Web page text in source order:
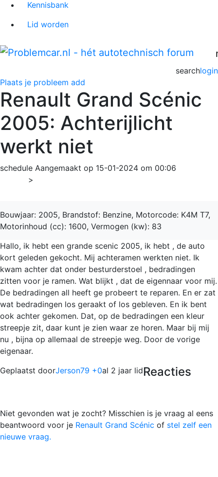
Kennisbank
Lid worden
login
search
Plaats je probleem add
Renault Grand Scénic
2005: Achterijlicht
werkt niet
schedule Aangemaakt op 15-01-2024 om 00:06
>
Bouwjaar: 2005, Brandstof: Benzine, Motorcode: K4M T7,
Motorinhoud (cc): 1600, Vermogen (kw): 83
Hallo, ik hebt een grande scenic 2005, ik hebt , de auto
kort geleden gekocht. Mij achteramen werkten niet. Ik
kwam achter dat onder besturderstoel , bedradingen
zitten voor je ramen. Wat blijkt , dat de eigennaar voor mij.
De bedradingen all heeft ge probeert te reparen. En er zat
wat bedradingen los geraakt of los gebleven. En ik bent
ook achter gekomen. Dat, op de bedradingen een kleur
streepje zit, daar kunt je zien waar ze horen. Maar bij mij
nu , bijna op allemaal de streepje weg. Door de vorige
eigenaar.
Geplaatst doorJerson79 +0al 2 jaar lidReacties
Niet gevonden wat je zocht? Misschien is je vraag al eens
beantwoord voor je Renault Grand Scénic of stel zelf een
nieuwe vraag.